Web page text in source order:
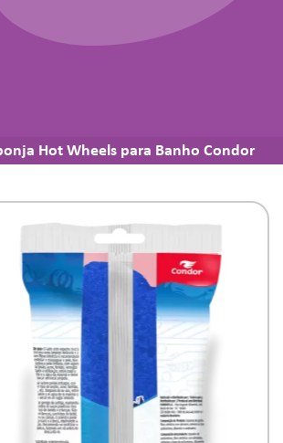
Hot Wheels para Banho Condor